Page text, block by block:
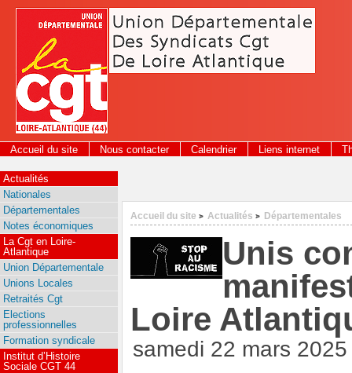
Panneau de gestion des cookies
Accueil du site Nous contacter Calendrier Liens internet
Accueil du site > Actualités > Départementales
Unis
Loire
samedi 22 mars 2025
Actualités
Nationales
Départementales
Notes économiques
La Cgt en Loire-
Atlantique
Union Départementale
Unions Locales
Retraités Cgt
Elections
professionnelles
Formation syndicale
Institut d’Histoire
Sociale CGT 44